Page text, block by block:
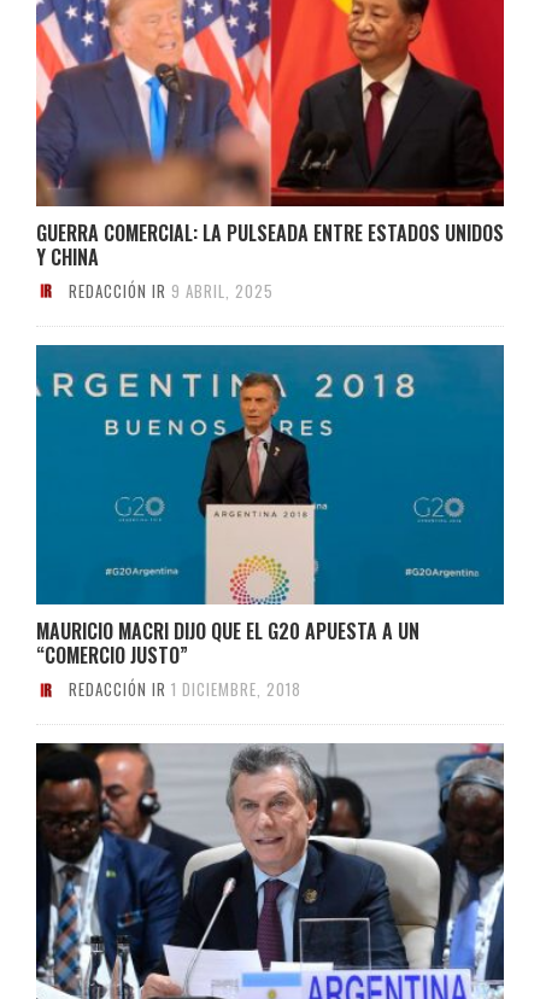
GUERRA COMERCIAL: LA PULSEADA ENTRE ESTADOS UNIDOS
Y CHINA
REDACCIÓN IR 9 ABRIL, 2025
MAURICIO MACRI DIJO QUE EL G20 APUESTA A UN
“COMERCIO JUSTO”
REDACCIÓN IR 1 DICIEMBRE, 2018